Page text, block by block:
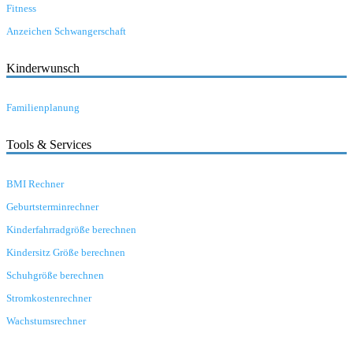
Fitness
Anzeichen Schwangerschaft
Kinderwunsch
Familienplanung
Tools & Services
BMI Rechner
Geburtsterminrechner
Kinderfahrradgröße berechnen
Kindersitz Größe berechnen
Schuhgröße berechnen
Stromkostenrechner
Wachstumsrechner